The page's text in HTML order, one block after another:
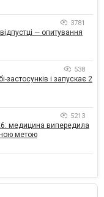
3781
— опитування
538
і запускає 2
5213
медицина випередила
метою